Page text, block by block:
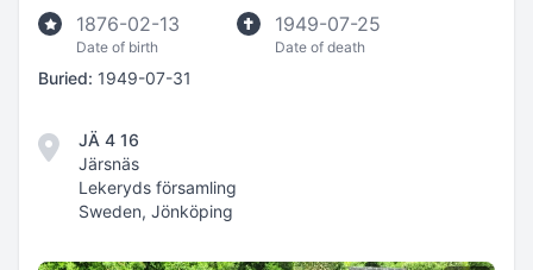
1876-02-13
Date of birth
1949-07-25
Date of death
Buried: 1949-07-31
JÄ 4 16
Järsnäs
Lekeryds församling
Sweden, Jönköping